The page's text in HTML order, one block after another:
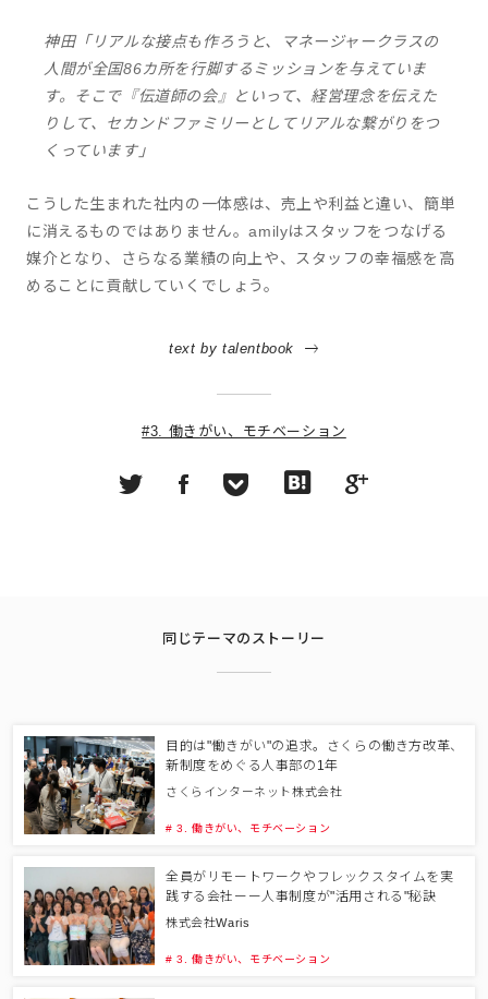
神田「リアルな接点も作ろうと、マネージャークラスの
人間が全国86カ所を行脚するミッションを与えていま
す。そこで『伝道師の会』といって、経営理念を伝えた
りして、セカンドファミリーとしてリアルな繋がりをつ
くっています」
こうした生まれた社内の一体感は、売上や利益と違い、簡単
に消えるものではありません。amilyはスタッフをつなげる
媒介となり、さらなる業績の向上や、スタッフの幸福感を高
めることに貢献していくでしょう。
text by talentbook
#3. 働きがい、モチベーション
同じテーマのストーリー
目的は"働きがい"の追求。さくらの働き方改革、
新制度をめぐる人事部の1年
さくらインターネット株式会社
# 3. 働きがい、モチベーション
全員がリモートワークやフレックスタイムを実
践する会社ーー人事制度が"活用される"秘訣
株式会社Waris
# 3. 働きがい、モチベーション